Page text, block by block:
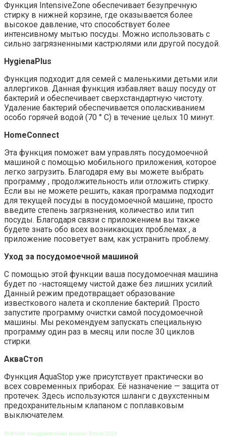
Функция IntensiveZone обеспечивает безупречную
стирку в нижней корзине, где оказывается более
высокое давление, что способствует более
интенсивному мытью посуды. Можно использовать с
сильно загрязненными кастрюлями или другой посудой.
HygienaPlus
Функция подходит для семей с маленькими детьми или
аллергиков. Данная функция избавляет вашу посуду от
бактерий и обеспечивает сверхстандартную чистоту.
Удаление бактерий обеспечивается ополаскиванием
особо горячей водой (70 ° C) в течение целых 10 минут.
HomeConnect
Эта функция поможет вам управлять посудомоечной
машиной с помощью мобильного приложения, которое
легко загрузить. Благодаря ему вы можете выбрать
программу , продолжительность или отложить стирку.
Если вы не можете решить, какая программа подходит
для текущей посуды в посудомоечной машине, просто
введите степень загрязнения, количество или тип
посуды. Благодаря связи с приложением вы также
будете знать обо всех возникающих проблемах , а
приложение посоветует вам, как устранить проблему.
Уход за посудомоечной машиной
С помощью этой функции ваша посудомоечная машина
будет по -настоящему чистой даже без лишних усилий.
Данный режим предотвращает образование
известкового налета и скопление бактерий. Просто
запустите программу очистки самой посудомоечной
машины. Мы рекомендуем запускать специальную
программу один раз в месяц или после 30 циклов
стирки.
АкваСтоп
Функция AquaStop уже присутствует практически во
всех современных приборах. Её назначение — защита от
протечек. Здесь используются шланги с двухстенным
предохранительным клапаном с поплавковым
выключателем.
Рейтинг посудомоечных машин Bosch 2023